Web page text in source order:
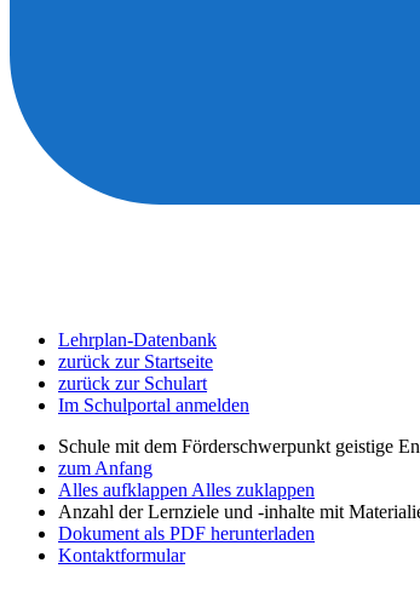
Lehrplan-Datenbank
zurück zur Startseite
zurück zur Schulart
Im Schulportal anmelden
Schule mit dem Förderschwerpunkt geistige
zum Anfang
Alles aufklappen Alles zuklappen
Anzahl der Lernziele und -inhalte mit
Dokument als PDF herunterladen
Kontaktformular